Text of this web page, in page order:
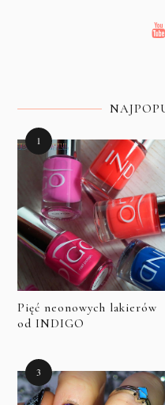
Pięć neonowych lakierów
od INDIGO